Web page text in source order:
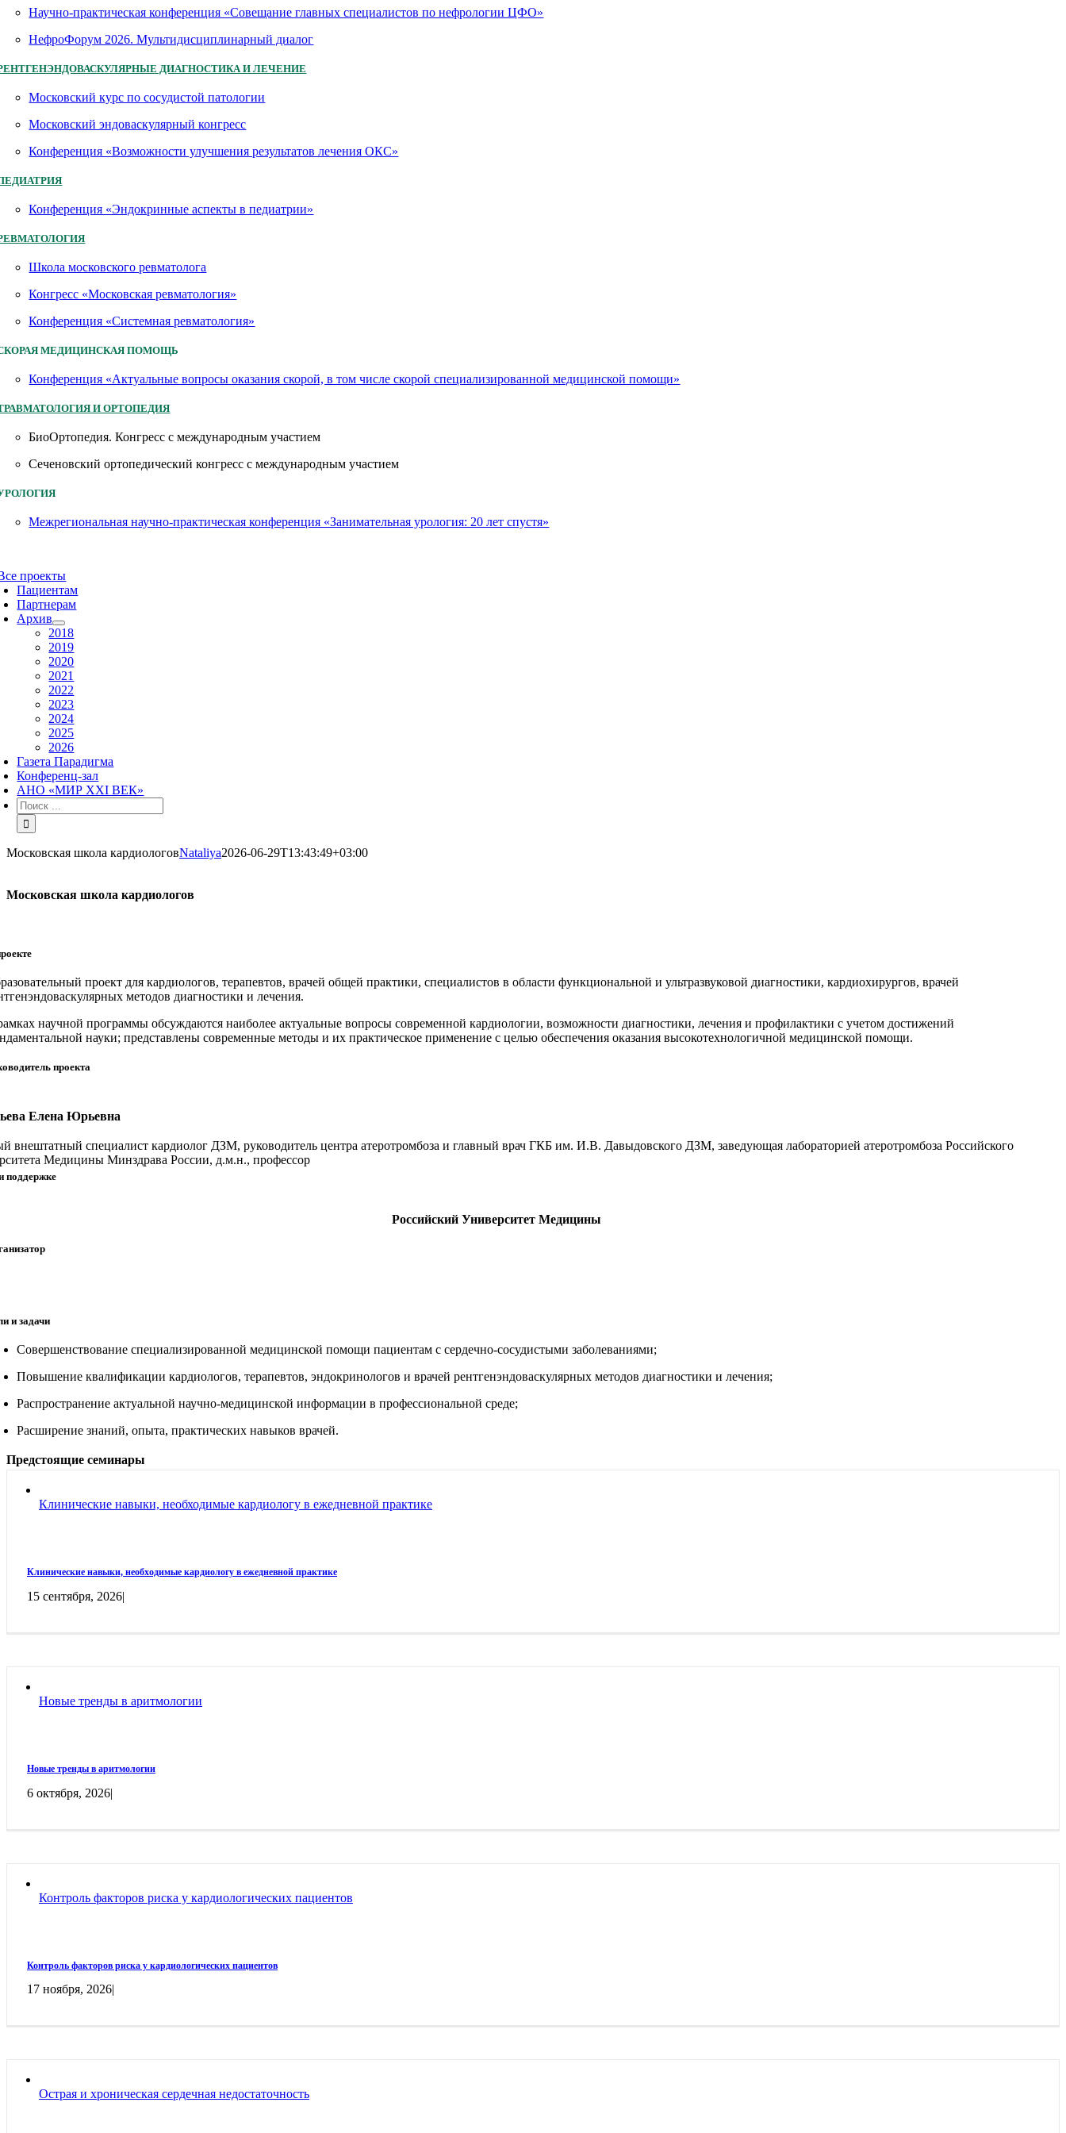
Научно-практическая конференция «Совещание главных специалистов по нефрологии ЦФО»
НефроФорум 2026. Мультидисциплинарный диалог
ДИАГНОСТИКА И ЛЕЧЕНИЕ
Московский курс по сосудистой патологии
Московский эндоваскулярный конгресс
Конференция «Возможности улучшения результатов лечения ОКС»
Конференция «Эндокринные аспекты в педиатрии»
Школа московского ревматолога
Конгресс «Московская ревматология»
Конференция «Системная ревматология»
МЕДИЦИНСКАЯ ПОМОЩЬ
Конференция «Актуальные вопросы оказания скорой, в том числе скорой специализированной медицинской помощи»
И ОРТОПЕДИЯ
БиоОртопедия. Конгресс с международным участием
Сеченовский ортопедический конгресс с международным участием
Межрегиональная научно-практическая конференция «Занимательная урология: 20 лет спустя»
проекты
Пациентам
Партнерам
Архив
2018
2019
2020
2021
2022
2023
2024
2025
2026
Газета Парадигма
Конференц-зал
АНО «МИР XXI ВЕК»
Результат
поиска:
Московская школа кардиологовNataliya2026-06-29T13:43:49+03:00
Московская школа кардиологов
проект для кардиологов, терапевтов, врачей общей практики, специалистов в области функциональной и ультразвуковой диагностики, кардиохирургов, врачей
методов диагностики и лечения.
научной программы обсуждаются наиболее актуальные вопросы современной кардиологии, возможности диагностики, лечения и профилактики с учетом достижений
науки; представлены современные методы и их практическое применение с целью обеспечения оказания высокотехнологичной медицинской помощи.
проекта
Елена Юрьевна
внештатный специалист кардиолог ДЗМ, руководитель центра атеротромбоза и главный врач ГКБ им. И.В. Давыдовского ДЗМ, заведующая лабораторией атеротромбоза Российского
Медицины Минздрава России, д.м.н., профессор
поддержке
Российский Университет Медицины
и задачи
Совершенствование специализированной медицинской помощи пациентам с сердечно-сосудистыми заболеваниями;
Повышение квалификации кардиологов, терапевтов, эндокринологов и врачей рентгенэндоваскулярных методов диагностики и лечения;
Распространение актуальной научно-медицинской информации в профессиональной среде;
Расширение знаний, опыта, практических навыков врачей.
Предстоящие семинары
Клинические навыки, необходимые кардиологу в ежедневной практике
Клинические навыки, необходимые кардиологу в ежедневной практике
15 сентября, 2026|
Новые тренды в аритмологии
Новые тренды в аритмологии
6 октября, 2026|
Контроль факторов риска у кардиологических пациентов
Контроль факторов риска у кардиологических пациентов
17 ноября, 2026|
Острая и хроническая сердечная недостаточность